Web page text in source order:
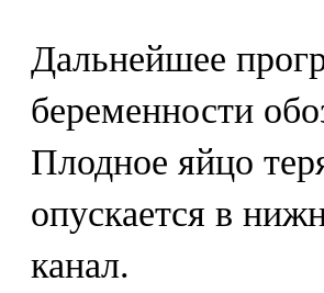
Дальнейшее
беременности
Плодное яйцо
опускается в
канал.